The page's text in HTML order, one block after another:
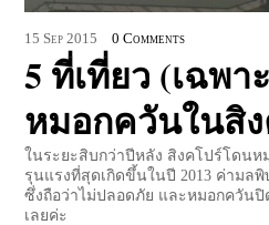
15 Sep 2015 0 Comments
5 ที่เที่ยว (เฉพ
หมอกควันในสิ
ในระยะสิบกว่าปีหลัง สิงคโปร์โดน
รุนแรงที่สุดเกิดขึ้นในปี 2013 ค่ามลพิ
ซึ่งถือว่าไม่ปลอดภัย และหมอกควันปิ
เลยค่ะ